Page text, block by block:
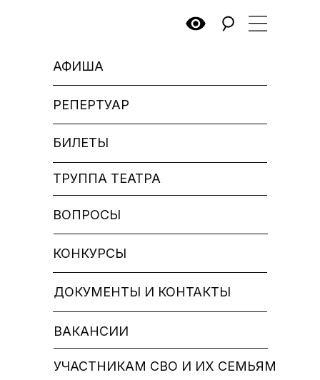
БИЛЕТЫ
РЕПЕРТУАР
АФИША
УЧАСТНИКАМ СВО И ИХ СЕМЬЯМ
ДОКУМЕНТЫ И КОНТАКТЫ
ВАКАНСИИ
КОНКУРСЫ
ВОПРОСЫ
ТРУППА ТЕАТРА